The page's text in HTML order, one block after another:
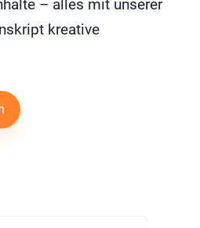
– alles mit unserer
kreative